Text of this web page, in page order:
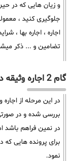
و زیان هایی که در
جلوگیری کنید ،
اجاره ، اجاره بها ،
تضامین و ... ذکر
گام 2 اجاره وثیقه در نمین (بررسی پرونده)
در این مرحله از
بررسی شده و در
در نمین فراهم باشد
برای پرونده هایی که
نمود.